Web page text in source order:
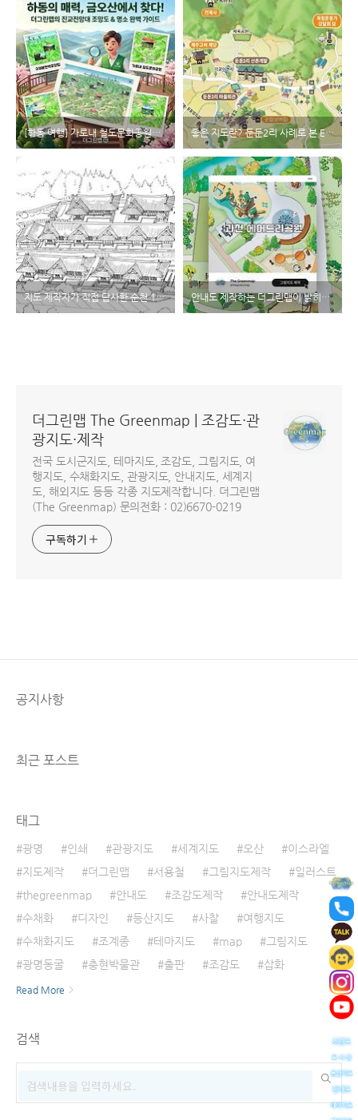
[하동 여행] 가로내 철도문화공원부터 화개장터까지, 금오산 진교전망대 안내지도로 보는 여행 필수 코스 (더그린맵) 좋은 지도란? 둔둔2리 사례로 본 E-E-A-T 기반 지도 제작법
지도 제작자가 직접 답사한 순천 1박 2일 필수 코스 (더그린맵 가이드) 안내도 제작하는 더그린맵이 밝히는 과천 에어드리공원의 비밀 (with 캐나다)
더그린맵 The Greenmap | 조감도·관
광지도·제작
전국 도시군지도, 테마지도, 조감도, 그림지도, 여
행지도, 수채화지도, 관광지도, 안내지도, 세계지
도, 해외지도 등등 각종 지도제작합니다. 더그린맵
(The Greenmap) 문의전화 : 02)6670-0219
구독하기
공지사항
최근 포스트
태그
광명 인쇄 관광지도 세계지도 오산
이스라엘
지도제작
더그린맵 서용철 그림지도제작
일러스트
thegreenmap
안내도 조감도제작
안내도제작
수채화
디자인 등산지도 사찰
여행지도
수채화지도
조계종 테마지도 map
그림지도
광명동굴
충현박물관 출판 조감도 삽화
Read More
검색